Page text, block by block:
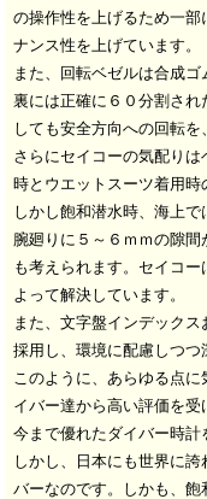
の操作性を上げるため一
ナンス性を上げています。
また、回転ベゼルは合成
裏には正確に６０分割さ
しても安全方向への回転
さらにセイコーの気配り
時とウエットスーツ着用
しかし飽和潜水時、海上
腕廻りに５～６ｍｍの隙
も考えられます。セイコ
よって解決しています。
また、文字盤インデック
採用し、環境に配慮しつ
このように、あらゆる点
イバー達から高い評価を受
今まで優れたダイバー時
しかし、日本にも世界に
バーなのです。しかも、